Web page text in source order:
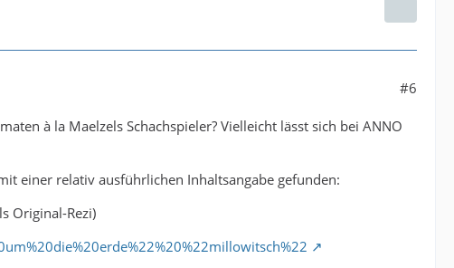
#6
à la Maelzels Schachspieler? Vielleicht lässt sich bei ANNO
einer relativ ausführlichen Inhaltsangabe gefunden:
Original-Rezi)